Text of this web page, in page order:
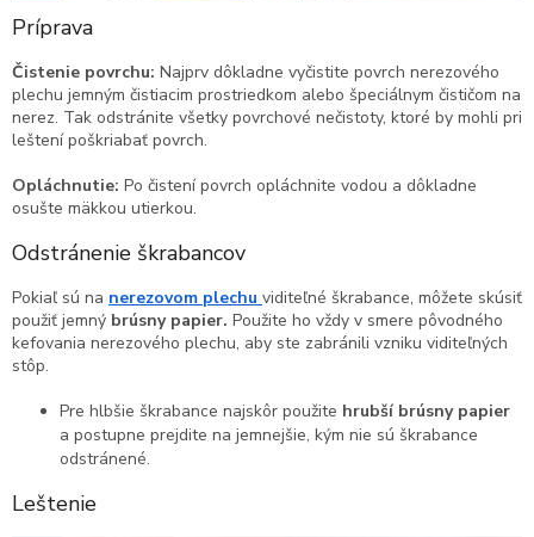
Príprava
Čistenie povrchu: Najprv dôkladne vyčistite povrch nerezového
plechu jemným čistiacim prostriedkom alebo špeciálnym čističom na
nerez. Tak odstránite všetky povrchové nečistoty, ktoré by mohli pri
leštení poškriabať povrch.
Opláchnutie: Po čistení povrch opláchnite vodou a dôkladne
osušte mäkkou utierkou.
Odstránenie škrabancov
Pokiaľ sú na nerezovom plechu viditeľné škrabance, môžete skúsiť
použiť jemný brúsny papier. Použite ho vždy v smere pôvodného
kefovania nerezového plechu, aby ste zabránili vzniku viditeľných
stôp.
Pre hlbšie škrabance najskôr použite hrubší brúsny papier
a postupne prejdite na jemnejšie, kým nie sú škrabance
odstránené.
Leštenie